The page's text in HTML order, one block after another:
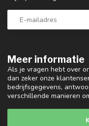
Meer informatie
Als je vragen hebt over
dan zeker onze
bedrijfsgegevens,
verschillende manieren